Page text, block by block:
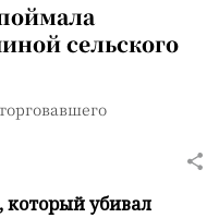
сельского
который убивал